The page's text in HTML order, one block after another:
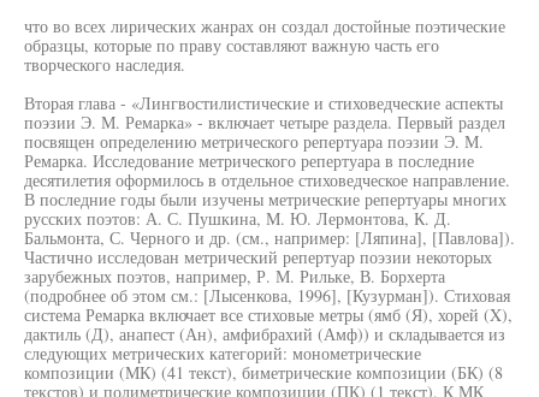
что во всех лирических жанрах он создал достойные поэтические
образцы, которые по праву составляют важную часть его
творческого наследия.
Вторая глава - «Лингвостилистические и стиховедческие аспекты
поэзии Э. М. Ремарка» - включает четыре раздела. Первый раздел
посвящен определению метрического репертуара поэзии Э. М.
Ремарка. Исследование метрического репертуара в последние
десятилетия оформилось в отдельное стиховедческое направление.
В последние годы были изучены метрические репертуары многих
русских поэтов: А. С. Пушкина, М. Ю. Лермонтова, К. Д.
Бальмонта, С. Черного и др. (см., например: [Ляпина], [Павлова]).
Частично исследован метрический репертуар поэзии некоторых
зарубежных поэтов, например, Р. М. Рильке, В. Борхерта
(подробнее об этом см.: [Лысенкова, 1996], [Кузурман]). Стиховая
система Ремарка включает все стиховые метры (ямб (Я), хорей (X),
дактиль (Д), анапест (Ан), амфибрахий (Амф)) и складывается из
следующих метрических категорий: монометрические
композиции (МК) (41 текст), биметрические композиции (БК) (8
текстов) и полиметрические композиции (ПК) (1 текст). К МК